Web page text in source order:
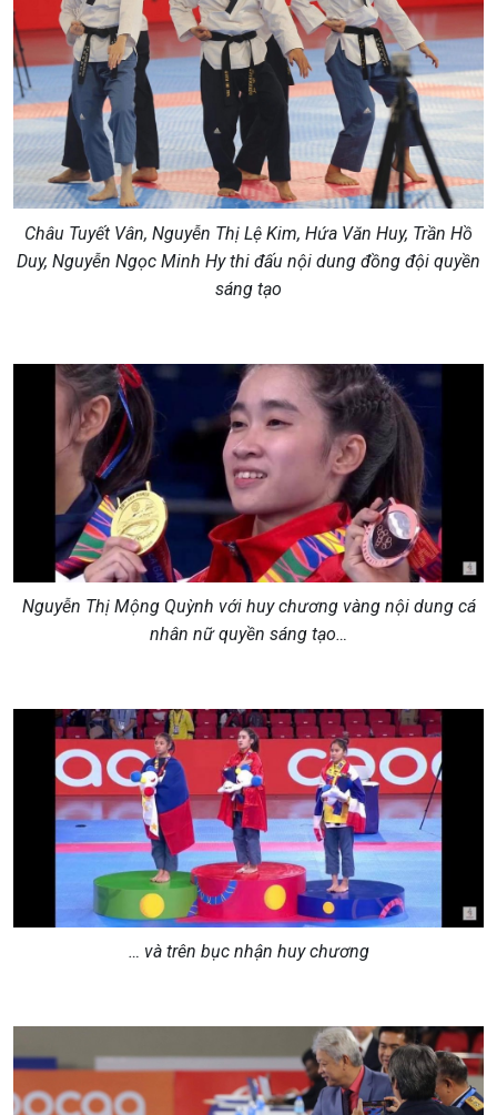
Châu Tuyết Vân, Nguyễn Thị Lệ Kim, Hứa Văn Huy, Trần Hồ
Duy, Nguyễn Ngọc Minh Hy thi đấu nội dung đồng đội quyền
sáng tạo
Nguyễn Thị Mộng Quỳnh với huy chương vàng nội dung cá
nhân nữ quyền sáng tạo…
… và trên bục nhận huy chương